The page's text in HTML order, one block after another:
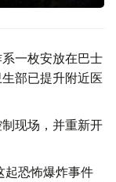
一枚安放在巴士
部已提升附近医
现场，并重新开
起恐怖爆炸事件